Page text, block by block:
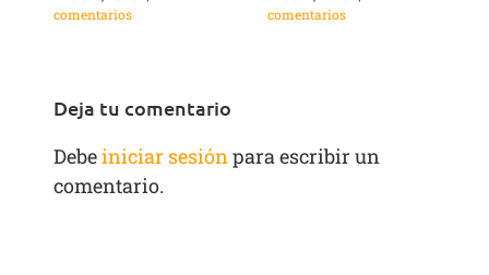
comentarios
comentarios
Deja tu comentario
Debeiniciar sesiónpara escribir un
comentario.